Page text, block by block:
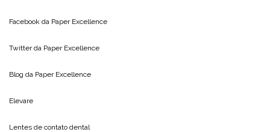
Facebook da Paper Excellence
Twitter da Paper Excellence
Blog da Paper Excellence
Elevare
Lentes de contato dental